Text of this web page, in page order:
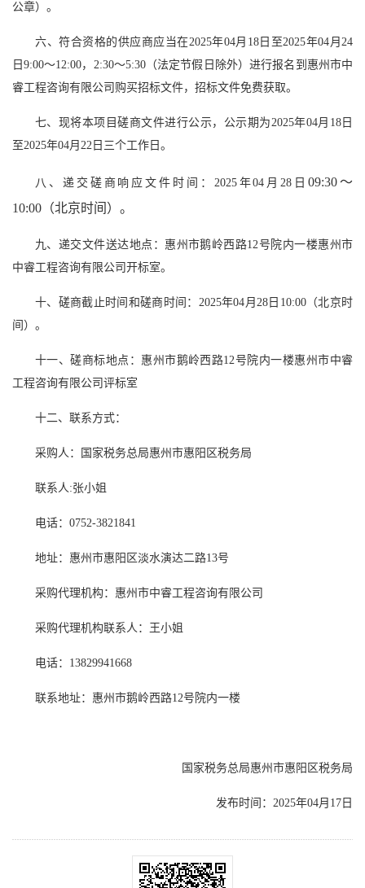
公章）。
六、符合资格的供应商应当在2025年04月18日至2025年04月24
日9:00～12:00，2:30～5:30（法定节假日除外）进行报名到惠州市中
睿工程咨询有限公司购买招标文件，招标文件免费获取。
七、现将本项目磋商文件进行公示，公示期为2025年04月18日
至2025年04月22日三个工作日。
八、递交磋商响应文件时间：2025年04月28日09:30～
10:00（北京时间）。
九、递交文件送达地点：惠州市鹅岭西路12号院内一楼惠州市
中睿工程咨询有限公司开标室。
十、磋商截止时间和磋商时间：2025年04月28日10:00（北京时
间）。
十一、磋商标地点：惠州市鹅岭西路12号院内一楼惠州市中睿
工程咨询有限公司评标室
十二、联系方式：
采购人：国家税务总局惠州市惠阳区税务局
联系人:张小姐
电话：0752-3821841
地址：惠州市惠阳区淡水演达二路13号
采购代理机构：惠州市中睿工程咨询有限公司
采购代理机构联系人：王小姐
电话：13829941668
联系地址：惠州市鹅岭西路12号院内一楼
国家税务总局惠州市惠阳区税务局
发布时间：2025年04月17日